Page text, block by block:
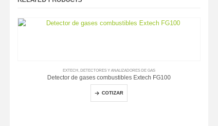
EXTECH, DETECTORES Y ANALIZADORES DE GAS
Detector de gases combustibles Extech FG100
COTIZAR